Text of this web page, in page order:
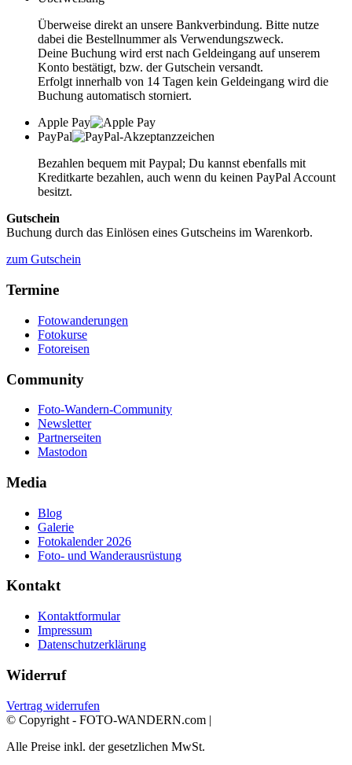
Überweise direkt an unsere Bankverbindung. Bitte nutze
dabei die Bestellnummer als Verwendungszweck.
Deine Buchung wird erst nach Geldeingang auf unserem
Konto bestätigt, bzw. der Gutschein versandt.
Erfolgt innerhalb von 14 Tagen kein Geldeingang wird die
Buchung automatisch storniert.
Apple Pay
PayPal
Bezahlen bequem mit Paypal; Du kannst ebenfalls mit
Kreditkarte bezahlen, auch wenn du keinen PayPal Account
besitzt.
Gutschein
Buchung durch das Einlösen eines Gutscheins im Warenkorb.
zum Gutschein
Termine
Fotowanderungen
Fotokurse
Fotoreisen
Community
Foto-Wandern-Community
Newsletter
Partnerseiten
Mastodon
Media
Blog
Galerie
Fotokalender 2026
Foto- und Wanderausrüstung
Kontakt
Kontaktformular
Impressum
Datenschutzerklärung
Widerruf
Vertrag widerrufen
© Copyright - FOTO-WANDERN.com |
Alle Preise inkl. der gesetzlichen MwSt.